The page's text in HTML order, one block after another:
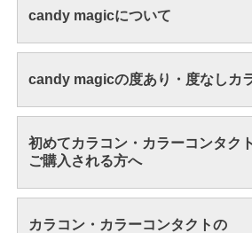
candy magicについて
candy magicの度あり・度なしカ
初めてカラコン・カラーコンタク
ご購入される方へ
カラコン・カラーコンタクトの